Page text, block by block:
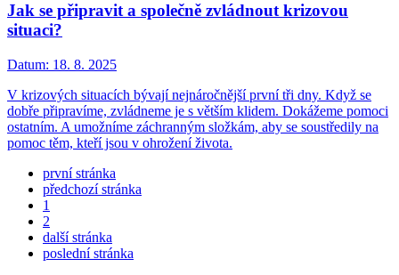
Jak se připravit a společně zvládnout krizovou
situaci?
Datum: 18. 8. 2025
V krizových situacích bývají nejnáročnější první tři dny. Když se
dobře připravíme, zvládneme je s větším klidem. Dokážeme pomoci
ostatním. A umožníme záchranným složkám, aby se soustředily na
pomoc těm, kteří jsou v ohrožení života.
první stránka
předchozí stránka
1
2
další stránka
poslední stránka